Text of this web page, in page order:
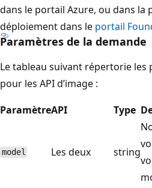
dans le portail Azure, ou dans la
déploiement dans le portail
Paramètres de la demande
Le tableau suivant répertorie
pour les API d’image :
ParamètreAPI Type
model Les deux string